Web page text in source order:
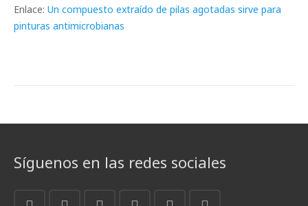
Enlace: Un compuesto extraído de pilas agotadas sirve para
pinturas antimicrobianas
Síguenos en las redes sociales